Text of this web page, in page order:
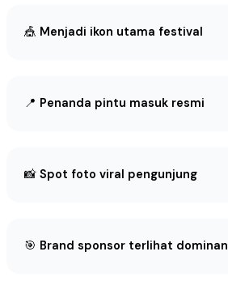
🎪 Menjadi ikon utama festival
📍 Penanda pintu masuk resmi
📸 Spot foto viral pengunjung
🎯 Brand sponsor terlihat dominan